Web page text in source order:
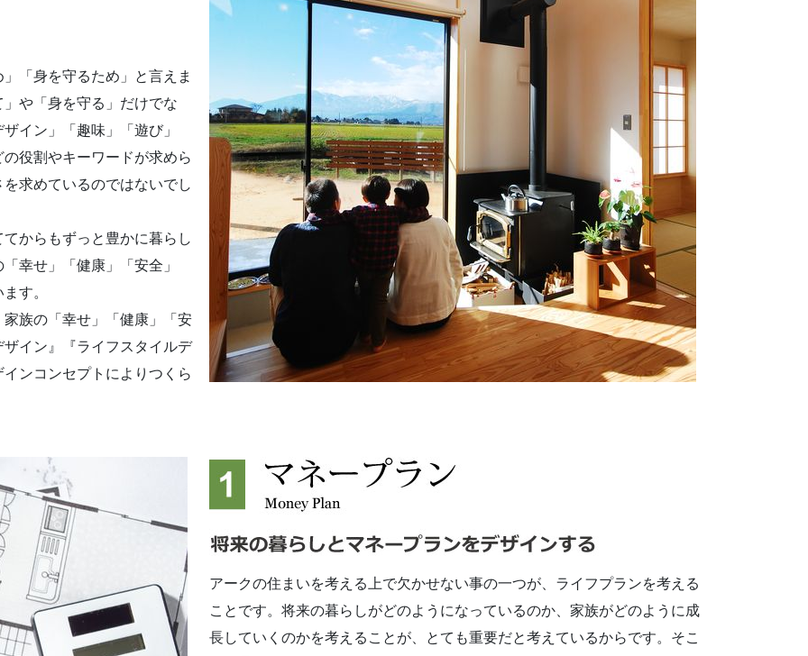
「身を守るため」と言えま
や「身を守る」だけでな
イン」「趣味」「遊び」
役割やキーワードが求めら
求めているのではないでし
からもずっと豊かに暮らし
幸せ」「健康」「安全」
す。
族の「幸せ」「健康」「安
イン』『ライフスタイルデ
ンコンセプトによりつくら
アークの住まいを考える上で欠かせない事の一つが、ライフプランを考える
ことです。将来の暮らしがどのようになっているのか、家族がどのように成
長していくのかを考えることが、とても重要だと考えているからです。そこ